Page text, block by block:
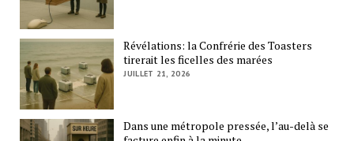
Révélations: la Confrérie des Toasters
tirerait les ficelles des marées
JUILLET 21, 2026
Dans une métropole pressée, l’au-delà se